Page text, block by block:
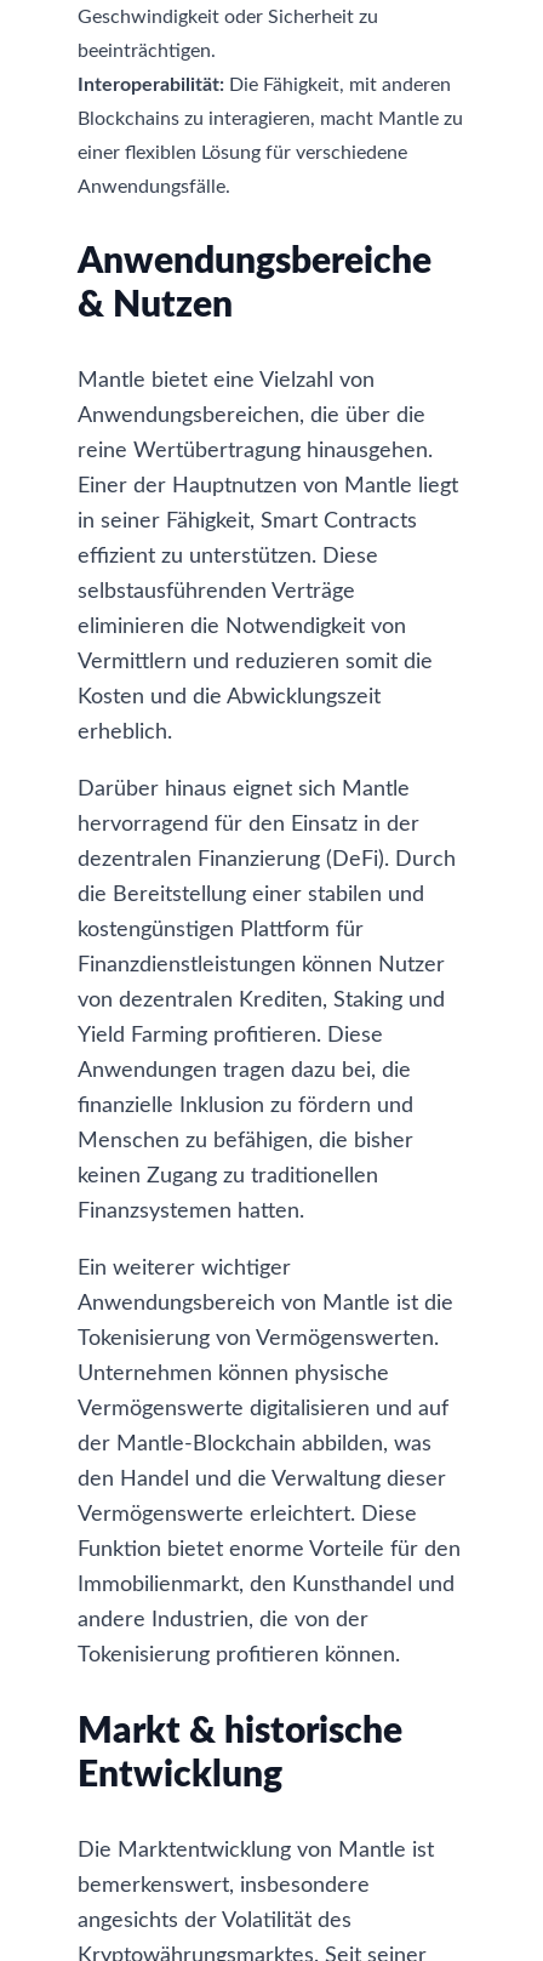
Geschwindigkeit oder Sicherheit zu
beeinträchtigen.
Interoperabilität: Die Fähigkeit, mit anderen
Blockchains zu interagieren, macht Mantle zu
einer flexiblen Lösung für verschiedene
Anwendungsfälle.
Anwendungsbereiche
& Nutzen
Mantle bietet eine Vielzahl von
Anwendungsbereichen, die über die
reine Wertübertragung hinausgehen.
Einer der Hauptnutzen von Mantle liegt
in seiner Fähigkeit, Smart Contracts
effizient zu unterstützen. Diese
selbstausführenden Verträge
eliminieren die Notwendigkeit von
Vermittlern und reduzieren somit die
Kosten und die Abwicklungszeit
erheblich.
Darüber hinaus eignet sich Mantle
hervorragend für den Einsatz in der
dezentralen Finanzierung (DeFi). Durch
die Bereitstellung einer stabilen und
kostengünstigen Plattform für
Finanzdienstleistungen können Nutzer
von dezentralen Krediten, Staking und
Yield Farming profitieren. Diese
Anwendungen tragen dazu bei, die
finanzielle Inklusion zu fördern und
Menschen zu befähigen, die bisher
keinen Zugang zu traditionellen
Finanzsystemen hatten.
Ein weiterer wichtiger
Anwendungsbereich von Mantle ist die
Tokenisierung von Vermögenswerten.
Unternehmen können physische
Vermögenswerte digitalisieren und auf
der Mantle-Blockchain abbilden, was
den Handel und die Verwaltung dieser
Vermögenswerte erleichtert. Diese
Funktion bietet enorme Vorteile für den
Immobilienmarkt, den Kunsthandel und
andere Industrien, die von der
Tokenisierung profitieren können.
Markt & historische
Entwicklung
Die Marktentwicklung von Mantle ist
bemerkenswert, insbesondere
angesichts der Volatilität des
Kryptowährungsmarktes. Seit seiner